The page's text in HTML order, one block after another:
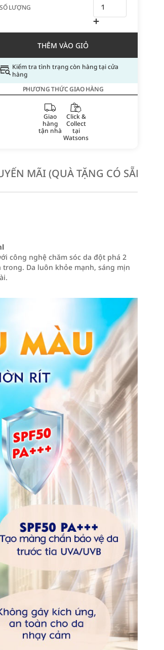
SỐ LƯỢNG
THÊM VÀO GIỎ
Kiểm tra tình trạng còn hàng tại cửa
hàng
PHƯƠNG THỨC GIAO HÀNG
Giao
hàng
tận nhà
Click &
Collect
tại
Watsons
MÃI (QUÀ TẶNG CÓ SẴN
công nghệ chăm sóc da đột phá 2
Da luôn khỏe mạnh, sáng mịn